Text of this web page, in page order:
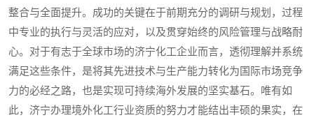
整合与全面提升。成功的关键在于前期充分的调研与规划，过程
中专业的执行与灵活的应对，以及贯穿始终的风险管理与战略耐
心。对于有志于全球市场的济宁化工企业而言，透彻理解并系统
满足这些条件，是将其先进技术与生产能力转化为国际市场竞争
力的必经之路，也是实现可持续海外发展的坚实基石。唯有如
此，济宁办理境外化工行业资质的努力才能结出丰硕的果实，在